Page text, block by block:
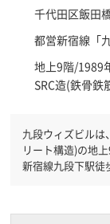
千代田区飯田
都営新宿線「
地上9階/1989
SRC造(鉄骨鉄
九段ウィズビルは
リート構造)の地上9階建
新宿線九段下駅徒
すので自由に出入